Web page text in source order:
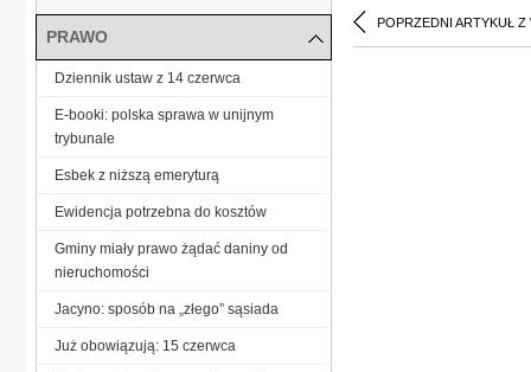
POPRZEDNI ARTYKUŁ Z
PRAWO
Dziennik ustaw z 14 czerwca
E-booki: polska sprawa w unijnym
trybunale
Esbek z niższą emeryturą
Ewidencja potrzebna do kosztów
Gminy miały prawo żądać daniny od
nieruchomości
Jacyno: sposób na „złego” sąsiada
Już obowiązują: 15 czerwca